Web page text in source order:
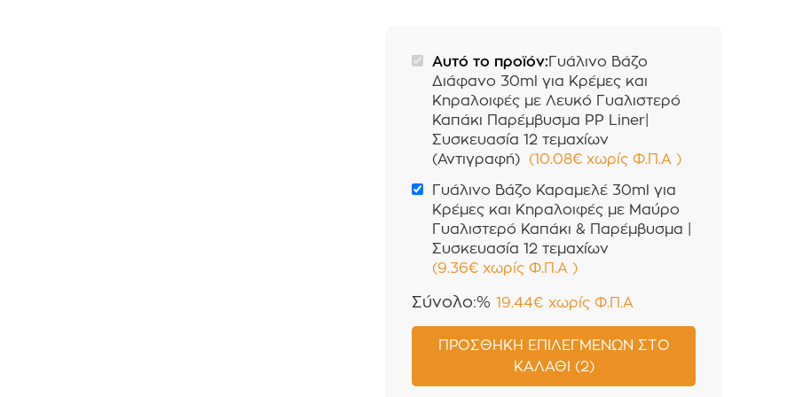
Αυτό το προϊόν:Γυάλινο Βάζο
Διάφανο 30ml για Κρέμες και
Κηραλοιφές με Λευκό Γυαλιστερό
Καπάκι Παρέμβυσμα PP Liner|
Συσκευασία 12 τεμαχίων
(Αντιγραφή) (10.08€ χωρίς Φ.Π.Α )
Γυάλινο Βάζο Καραμελέ 30ml για
Κρέμες και Κηραλοιφές με Μαύρο
Γυαλιστερό Καπάκι & Παρέμβυσμα |
Συσκευασία 12 τεμαχίων
(9.36€ χωρίς Φ.Π.Α )
Σύνολο:% 19.44€ χωρίς Φ.Π.Α
ΠΡΟΣΘΉΚΗ ΕΠΙΛΕΓΜΈΝΩΝ ΣΤΟ
ΚΑΛΆΘΙ (2)